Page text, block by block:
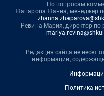
По вопросам
Жапарова Жанна, менеджер
Ревина Мария, директор
Редакция сайта не несет
информации,
Политика